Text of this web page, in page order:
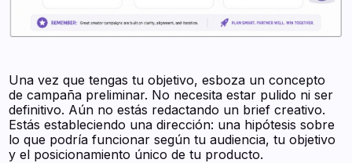
Una vez que tengas tu objetivo, esboza un concepto
de campaña preliminar. No necesita estar pulido ni ser
definitivo. Aún no estás redactando un brief creativo.
Estás estableciendo una dirección: una hipótesis sobre
lo que podría funcionar según tu audiencia, tu objetivo
y el posicionamiento único de tu producto.